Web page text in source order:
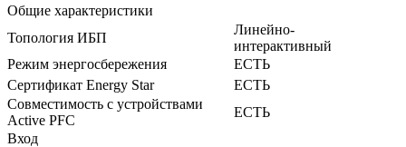
Общие характеристики
Топология ИБП
Линейно-
интерактивный
Режим энергосбережения
ЕСТЬ
Сертификат Energy Star
ЕСТЬ
Совместимость с устройствами
Active PFC
ЕСТЬ
Вход